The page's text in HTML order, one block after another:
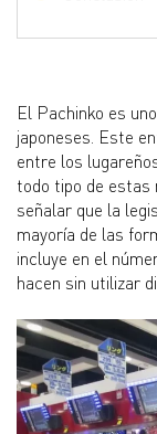
El Pachinko es
japoneses. Este
entre los
todo tipo de estas
señalar que la
mayoría de las
incluye en el
hacen sin utilizar